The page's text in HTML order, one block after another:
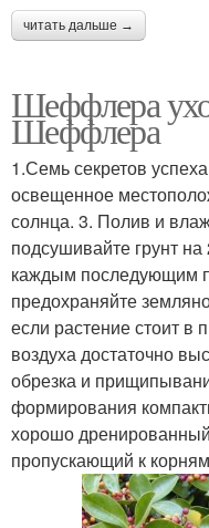
читать дальше →
Шеффлера
Шеффлера
1.Семь секретов
освещенное
солнца. 3. Полив и
подсушивайте грунт
каждым последующим
предохраняйте
если растение стоит в
воздуха достаточно
обрезка и
формирования
хорошо дренированный
пропускающий к